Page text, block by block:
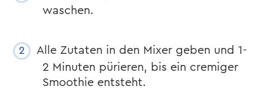
waschen.
Alle Zutaten in den Mixer geben und 1-
2 Minuten pürieren, bis ein cremiger
Smoothie entsteht.